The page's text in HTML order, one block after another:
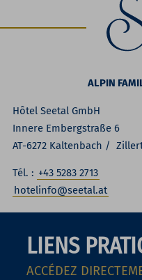
ALPIN
Hôtel Seetal GmbH
Innere Embergstraße 6
AT-6272 Kaltenbach /
Tél. : +43 5283 2713
hotelinfo@seetal.at
LIENS
ACCÉDEZ